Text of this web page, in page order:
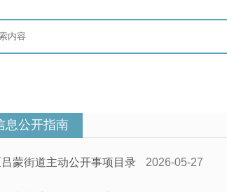
息公开指南
吕蒙街道主动公开事项目录 2026-05-27